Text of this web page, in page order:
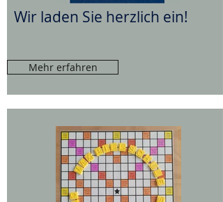
Wir laden Sie herzlich ein!
Mehr erfahren